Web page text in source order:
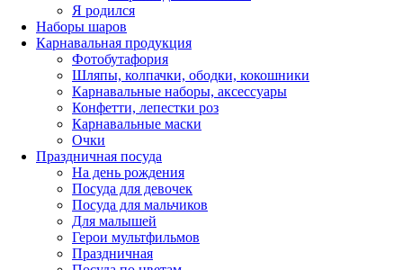
Я родился
Наборы шаров
Карнавальная продукция
Фотобутафория
Шляпы, колпачки, ободки, кокошники
Карнавальные наборы, аксессуары
Конфетти, лепестки роз
Карнавальные маски
Очки
Праздничная посуда
На день рождения
Посуда для девочек
Посуда для мальчиков
Для малышей
Герои мультфильмов
Праздничная